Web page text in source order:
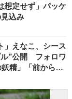
想定せず」パッケ
込み
」えなこ、シース
ル”公開 フォロワ
精」「前からも